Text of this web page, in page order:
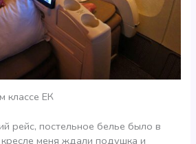
классе ЕК
рейс, постельное белье было в
меня ждали подушка и